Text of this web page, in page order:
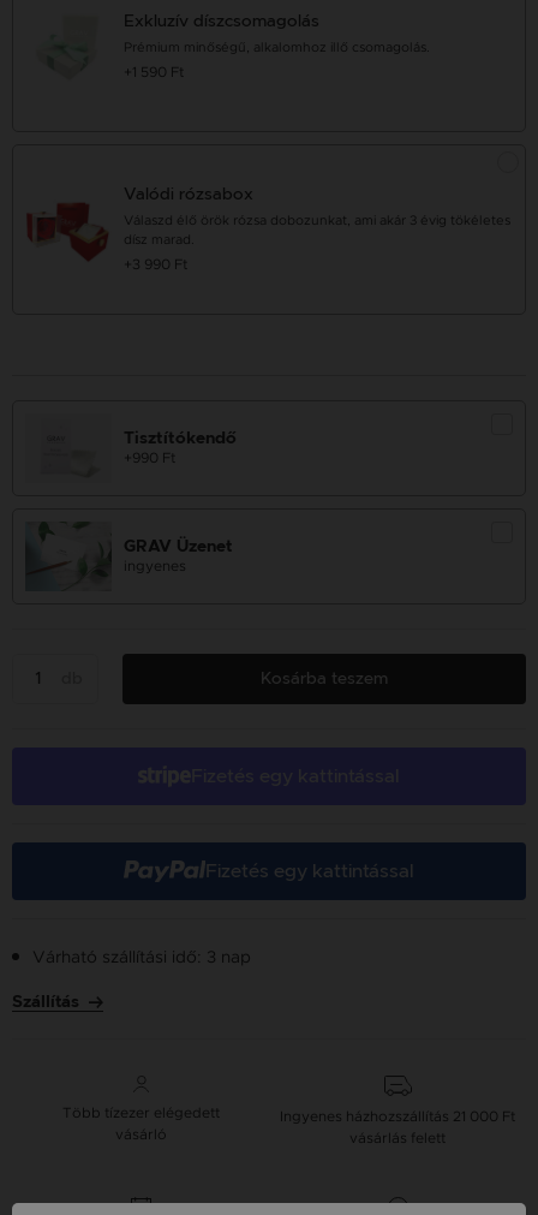
Exkluzív díszcsomagolás
Prémium minőségű, alkalomhoz illő csomagolás.
+1 590 Ft
Valódi rózsabox
Válaszd élő örök rózsa dobozunkat, ami akár 3 évig tökéletes
dísz marad.
+3 990 Ft
Tisztítókendő
+990 Ft
GRAV Üzenet
ingyenes
Kosárba teszem
Fizetés egy kattintással
Várható szállítási idő: 3 nap
Szállítás
Több tízezer elégedett
vásárló
Ingyenes házhozszállítás 21 000 Ft
vásárlás felett